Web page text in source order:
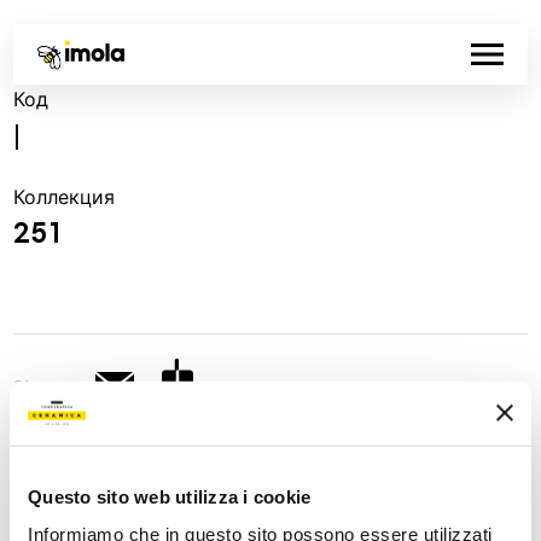
Questo sito web utilizza i cookie
Informiamo che in questo sito possono essere utilizzati
Код
Коллекция
251
Share: